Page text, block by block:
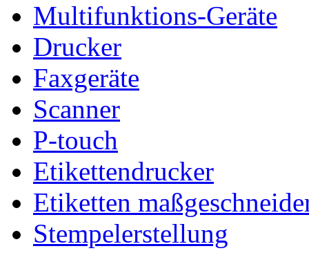
Multifunktions-Geräte
Drucker
Faxgeräte
Scanner
P-touch
Etikettendrucker
Etiketten
Stempelerstellung